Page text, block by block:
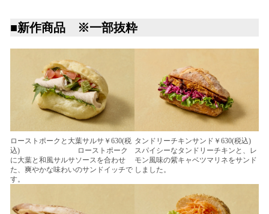
■新作商品 ※一部抜粋
ローストポークと大葉サルサ￥630(税
込) ローストポーク
に大葉と和風サルサソースを合わせ
た、爽やかな味わいのサンドイッチで
す。
タンドリーチキンサンド￥630(税込)
スパイシーなタンドリーチキンと、レ
モン風味の紫キャベツマリネをサンド
しました。